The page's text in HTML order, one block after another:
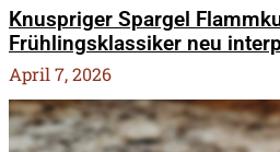
Knuspriger Spargel
Frühlingsklassiker neu
April 7, 2026